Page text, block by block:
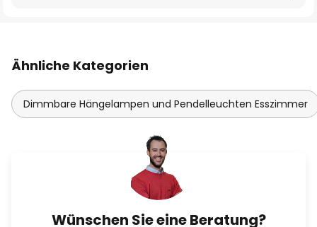
Ähnliche Kategorien
Dimmbare Hängelampen und Pendelleuchten Esszimmer
Wünschen Sie eine Beratung?